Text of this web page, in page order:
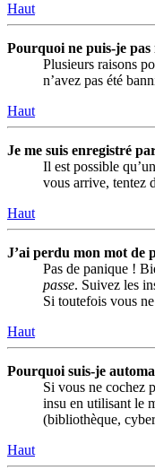
Haut
Pourquoi ne puis-je pas
Plusieurs raisons
n’avez pas été
Haut
Je me suis enregistré
Il est possible
vous arrive, tentez
Haut
J’ai perdu mon mot de
Pas de panique !
passe. Suivez les
Si toutefois vous
Haut
Pourquoi suis-je
Si vous ne cochez
insu en utilisant le
(bibliothèque,
Haut